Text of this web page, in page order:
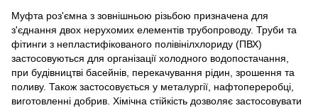
Муфта роз'ємна з зовнішньою різьбою призначена для
з'єднання двох нерухомих елементів трубопроводу. Труби та
фітинги з непластифікованого полівінілхлориду (ПВХ)
застосовуються для організації холодного водопостачання,
при будівництві басейнів, перекачування рідин, зрошення та
поливу. Також застосовується у металургії, нафтопереробці,
виготовленні добрив. Хімічна стійкість дозволяє застосовувати